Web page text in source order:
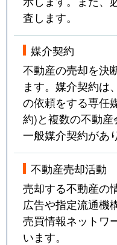
査します。
媒介契約
不動産の売却を決
ます。媒介契約は
の依頼をする専任
約)と複数の不動
一般媒介契約があ
不動産売却活動
売却する不動産の
広告や指定流通機
売買情報ネットワ
います。